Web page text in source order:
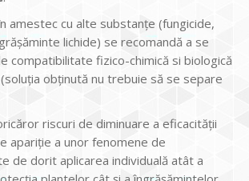
amestec cu alte substanţe (fungicide,
lichide) se recomandă a se
compatibilitate fizico-chimică si biologică
obţinută nu trebuie să se separe
riscuri de diminuare a eficacităţii
apariţie a unor fenomene de
de dorit aplicarea individuală atât a